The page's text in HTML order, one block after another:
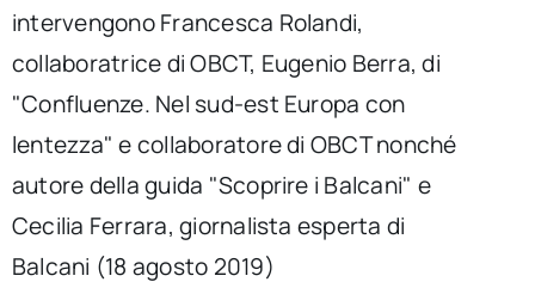
intervengono Francesca Rolandi,
collaboratrice di OBCT, Eugenio Berra, di
"Confluenze. Nel sud-est Europa con
lentezza" e collaboratore di OBCT nonché
autore della guida "Scoprire i Balcani" e
Cecilia Ferrara, giornalista esperta di
Balcani (18 agosto 2019)